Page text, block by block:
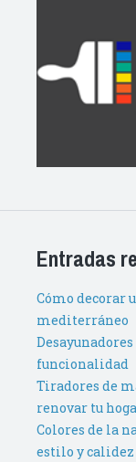
Entradas
Cómo decorar
mediterráneo
funcionalidad
Tiradores de
renovar tu
Colores de la
estilo y calidez